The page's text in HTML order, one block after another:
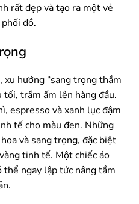
rất đẹp và tạo ra một vẻ
đồ.
xu hướng “sang trọng thầm
tối, trầm ấm lên hàng đầu.
espresso và xanh lục đậm
tế cho màu đen. Những
và sang trọng, đặc biệt
tinh tế. Một chiếc áo
ngay lập tức nâng tầm